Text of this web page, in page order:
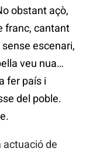
obstant açò,
franc, cantant
escenari,
veu nua…
fer país i
del poble.
actuació de